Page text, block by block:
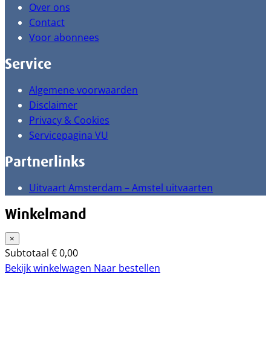
Over ons
Contact
Voor abonnees
Service
Algemene voorwaarden
Disclaimer
Privacy & Cookies
Servicepagina VU
Partnerlinks
Uitvaart Amsterdam – Amstel uitvaarten
Winkelmand
×
Subtotaal €0,00
Bekijk winkelwagen Naar bestellen